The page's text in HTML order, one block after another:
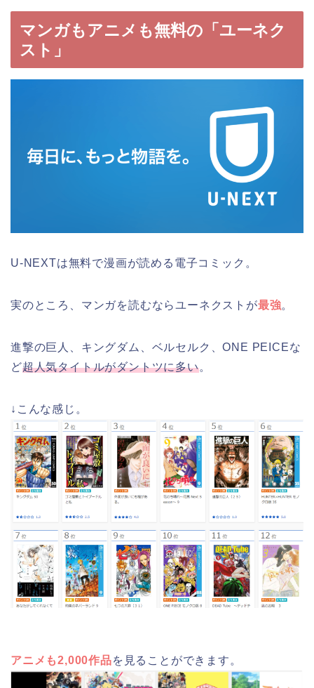
マンガもアニメも無料の「ユーネク
スト」
U-NEXTは無料で漫画が読める電子コミック。
実のところ、マンガを読むならユーネクストが最強。
進撃の巨人、キングダム、ベルセルク、ONE PEICEな
ど超人気タイトルがダントツに多い。
↓こんな感じ。
アニメも2,000作品を見ることができます。